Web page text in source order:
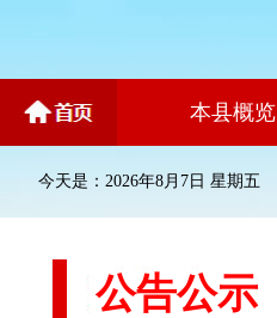
本县概览
今天是：2026年8月7日 星期五
公告公示